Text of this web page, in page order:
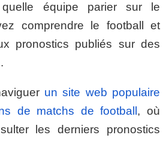
équipe parier sur le
comprendre le football et
pronostics publiés sur des
un site web populaire
de matchs de football , où
les derniers pronostics